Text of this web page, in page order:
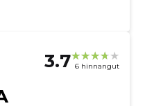
3.7 6 hinnangut